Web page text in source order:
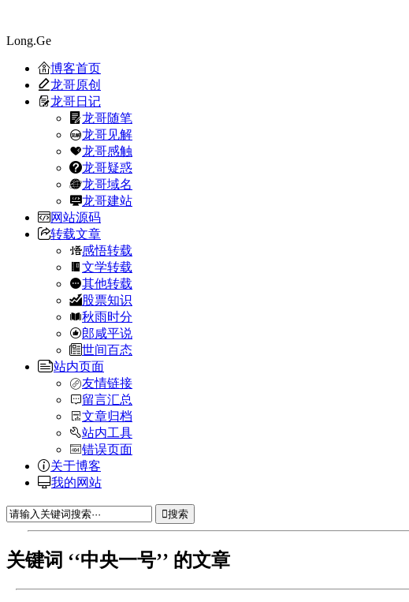
Long.Ge
博客首页
龙哥原创
龙哥日记
龙哥随笔
龙哥见解
龙哥感触
龙哥疑惑
龙哥域名
龙哥建站
网站源码
转载文章
感悟转载
文学转载
其他转载
股票知识
秋雨时分
郎咸平说
世间百态
站内页面
友情链接
留言汇总
文章归档
站内工具
错误页面
关于博客
我的网站
搜索
关键词 ‘‘中央一号’’ 的文章